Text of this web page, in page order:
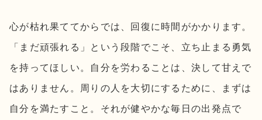
心が枯れ果ててからでは、回復に時間がかかります。
「まだ頑張れる」という段階でこそ、立ち止まる勇気
を持ってほしい。自分を労わることは、決して甘えで
はありません。周りの人を大切にするために、まずは
自分を満たすこと。それが健やかな毎日の出発点で